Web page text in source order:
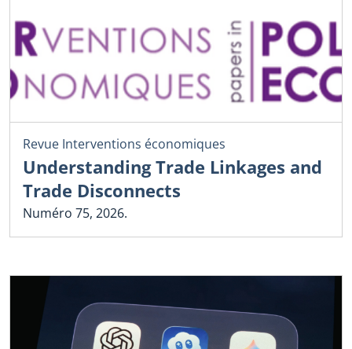
Revue Interventions économiques
Understanding Trade Linkages and
Trade Disconnects
Numéro 75, 2026.